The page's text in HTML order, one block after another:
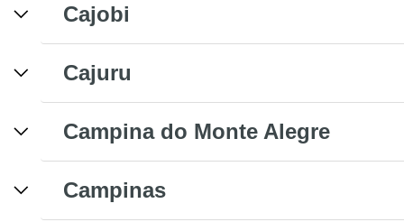
Cajobi
Cajuru
Campina do Monte Alegre
Campinas